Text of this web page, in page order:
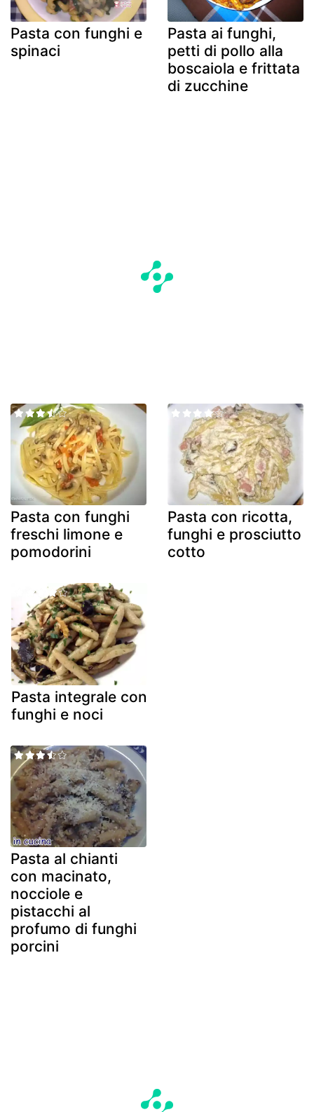
Pasta con funghi e
spinaci
Pasta ai funghi,
petti di pollo alla
boscaiola e frittata
di zucchine
Pasta con funghi
freschi limone e
pomodorini
Pasta con ricotta,
funghi e prosciutto
cotto
Pasta integrale con
funghi e noci
Pasta al chianti
con macinato,
nocciole e
pistacchi al
profumo di funghi
porcini